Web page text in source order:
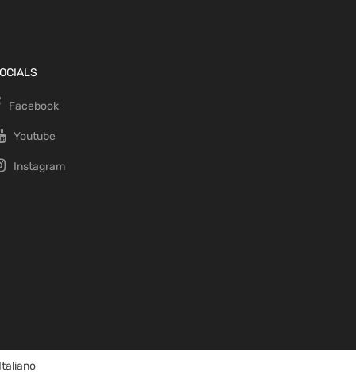
Facebook
Youtube
Instagram
Italiano